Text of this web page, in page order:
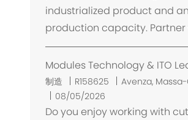
industrialized product and
production capacity. Partner
Modules Technology & ITO
制造 R158625
位
Avenza,
08/05/2026
Do you enjoy working with